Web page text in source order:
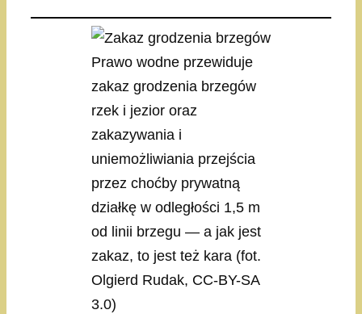
Prawo wodne przewiduje
zakaz grodzenia brzegów
rzek i jezior oraz
zakazywania i
uniemożliwiania przejścia
przez choćby prywatną
działkę w odległości 1,5 m
od linii brzegu — a jak jest
zakaz, to jest też kara (fot.
Olgierd Rudak, CC-BY-SA
3.0)